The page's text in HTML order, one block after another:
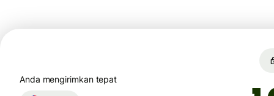
Anda mengirimkan tepat